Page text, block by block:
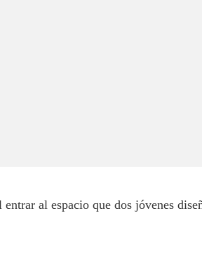
al espacio que dos jóvenes